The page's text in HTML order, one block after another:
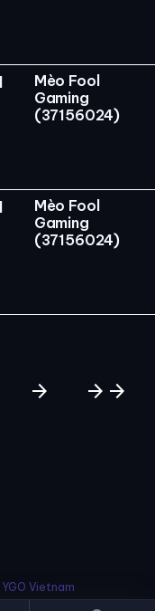
Mèo Fool
Gaming
(37156024)
Mèo Fool
Gaming
(37156024)
arrow_forward arrow_forward arrow_forward
YGO Vietnam